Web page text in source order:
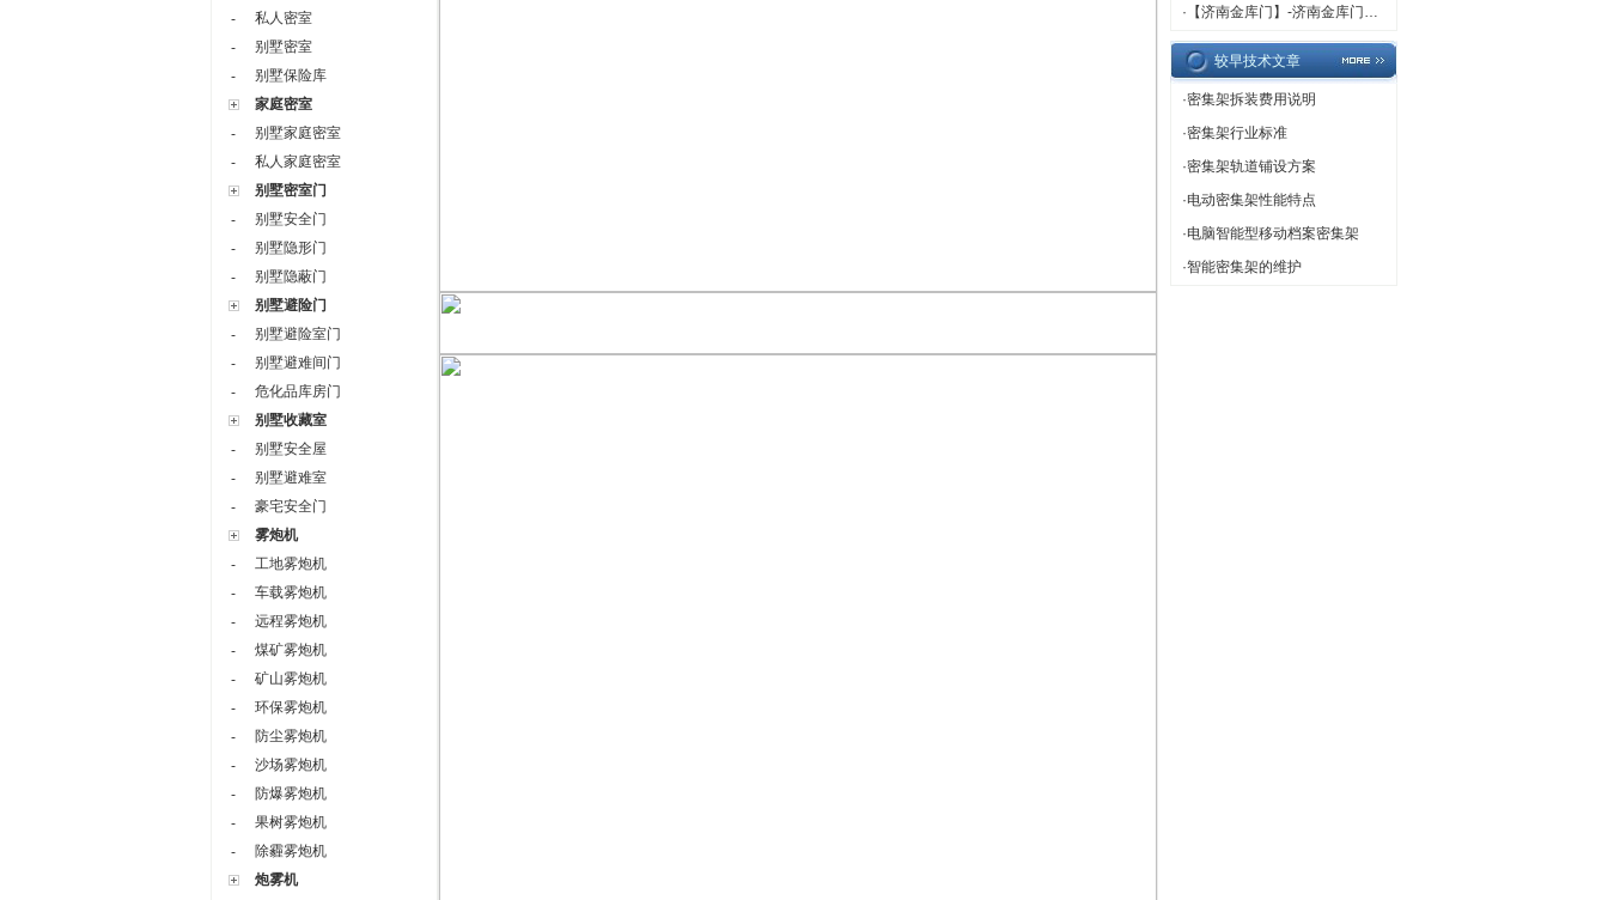
-
私人密室
-
别墅密室
-
别墅保险库
家庭密室
-
别墅家庭密室
-
私人家庭密室
别墅密室门
-
别墅安全门
-
别墅隐形门
-
别墅隐蔽门
别墅避险门
-
别墅避险室门
-
别墅避难间门
-
危化品库房门
别墅收藏室
-
别墅安全屋
-
别墅避难室
-
豪宅安全门
雾炮机
-
工地雾炮机
-
车载雾炮机
-
远程雾炮机
-
煤矿雾炮机
-
矿山雾炮机
-
环保雾炮机
-
防尘雾炮机
-
沙场雾炮机
-
防爆雾炮机
-
果树雾炮机
-
除霾雾炮机
炮雾机
· 【济南金库门】-济南金库门厂家,济南金库门定做
较早技术文章
·密集架拆装费用说明
·密集架行业标准
·密集架轨道铺设方案
·电动密集架性能特点
·电脑智能型移动档案密集架
·智能密集架的维护